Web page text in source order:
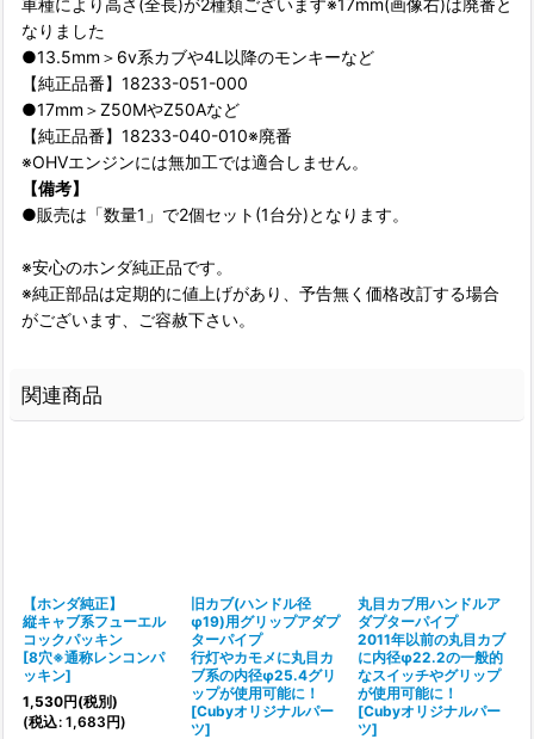
なりました
●13.5mm＞6v系カブや4L以降のモンキーなど
【純正品番】18233-051-000
●17mm＞Z50MやZ50Aなど
【純正品番】18233-040-010※廃番
※OHVエンジンには無加工では適合しません。
【備考】
●販売は「数量1」で2個セット(1台分)となります。
※安心のホンダ純正品です。
※純正部品は定期的に値上げがあり、予告無く価格改訂する場合
がございます、ご容赦下さい。
関連商品
【ホンダ純正】
縦キャブ系フューエル
コックパッキン
[8穴※通称レンコンパ
ッキン]
1,530円(税別)
(税込: 1,683円)
旧カブ(ハンドル径
φ19)用グリップアダプ
ターパイプ
行灯やカモメに丸目カ
ブ系の内径φ25.4グリ
ップが使用可能に！
[Cubyオリジナルパー
ツ]
丸目カブ用ハンドルア
ダプターパイプ
2011年以前の丸目カブ
に内径φ22.2の一般的
なスイッチやグリップ
が使用可能に！
[Cubyオリジナルパー
ツ]